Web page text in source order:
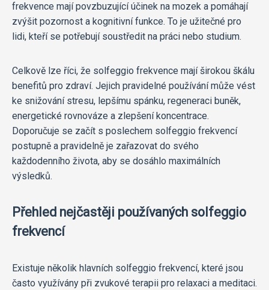
frekvence mají povzbuzující účinek na mozek a pomáhají
zvýšit pozornost a kognitivní funkce. To je užitečné pro
lidi, kteří se potřebují soustředit na práci nebo studium.
Celkově lze říci, že solfeggio frekvence mají širokou škálu
benefitů pro zdraví. Jejich pravidelné používání může vést
ke snižování stresu, lepšímu spánku, regeneraci buněk,
energetické rovnováze a zlepšení koncentrace.
Doporučuje se začít s poslechem solfeggio frekvencí
postupně a pravidelně je zařazovat do svého
každodenního života, aby se dosáhlo maximálních
výsledků.
Přehled nejčastěji používaných solfeggio
frekvencí
Existuje několik hlavních solfeggio frekvencí, které jsou
často využívány při zvukové terapii pro relaxaci a meditaci.